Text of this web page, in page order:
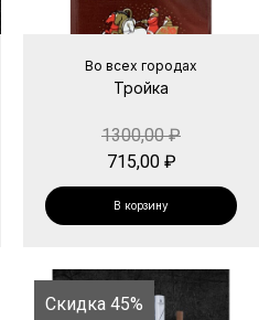
Во всех городах
Тройка
1300,00₽
715,00 ₽
В корзину
Скидка 45%